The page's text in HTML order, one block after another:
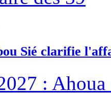
Sié clarifie
: